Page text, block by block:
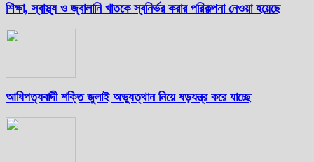
শিক্ষা, স্বাস্থ্য ও জ্বালানি খাতকে স্বনির্ভর করার পরিকল্পনা নেওয়া হয়েছে
আধিপত্যবাদী শক্তি জুলাই অভ্যুত্থান নিয়ে ষড়যন্ত্র করে যাচ্ছে